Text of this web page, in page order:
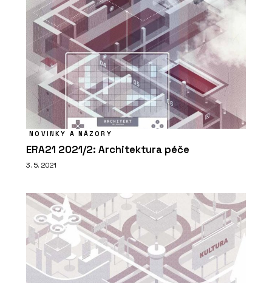
NOVINKY A NÁZORY
ERA21 2021/2: Architektura péče
3. 5. 2021